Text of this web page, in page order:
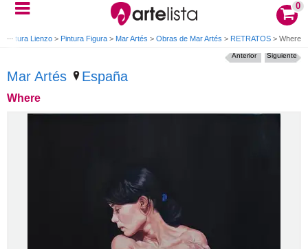
0
Pintura Lienzo > Pintura Figura > Mar Artés > Obras de Mar Artés > RETRATOS > Where
Mar Artés España
Where
Siguiente
Anterior